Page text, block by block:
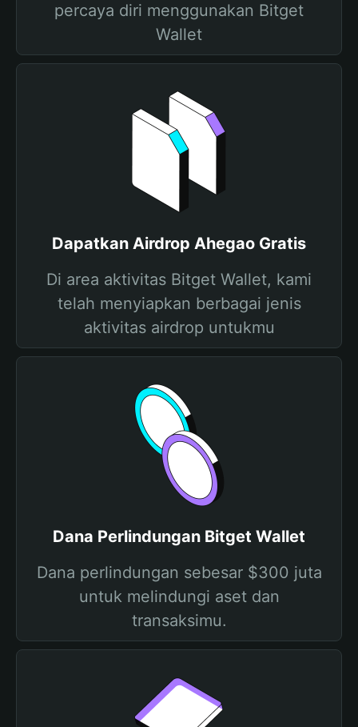
percaya diri menggunakan Bitget
Wallet
Dapatkan Airdrop Ahegao Gratis
Di area aktivitas Bitget Wallet, kami
telah menyiapkan berbagai jenis
aktivitas airdrop untukmu
Dana Perlindungan Bitget Wallet
Dana perlindungan sebesar $300 juta
untuk melindungi aset dan
transaksimu.